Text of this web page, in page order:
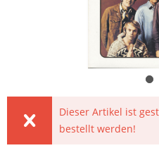
Dieser Artikel ist
bestellt werden!